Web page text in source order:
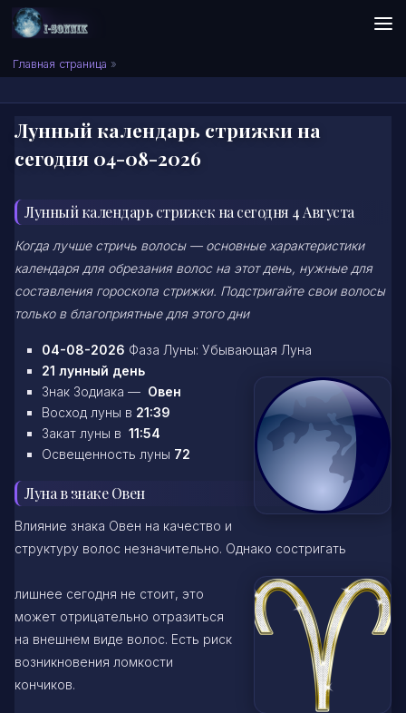
Skip to content
Сонник I-SONNIK.COM
Главная страница »
Лунный календарь стрижки на
сегодня 04-08-2026
Лунный календарь стрижек на сегодня 4 Августа
Когда лучше стричь волосы — основные характеристики
календаря для обрезания волос на этот день, нужные для
составления гороскопа стрижки. Подстригайте свои волосы
только в благоприятные для этого дни
04-08-2026 Фаза Луны: Убывающая Луна
21 лунный день
Знак Зодиака — Овен
Восход луны в 21:39
Закат луны в 11:54
Освещенность луны 72
Луна в знаке Овен
Влияние знака Овен на качество и
структуру волос незначительно. Однако состригать
лишнее сегодня не стоит, это
может отрицательно отразиться
на внешнем виде волос. Есть риск
возникновения ломкости
кончиков.